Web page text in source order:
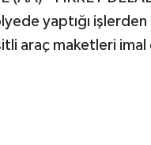
yaptığı
araç maketleri